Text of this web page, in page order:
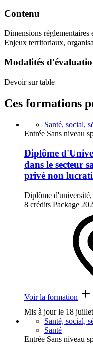
Contenu
Dimensions règlementaires
Enjeux territoriaux,
Modalités
Devoir sur table
Ces formations
Santé, social,
Entrée Sans niveau
Diplôme
dans le secteur
privé non
Diplôme
8 crédits Package
Voir la formation
Mis à jour le 18
Santé, social,
Santé
Entrée Sans niveau